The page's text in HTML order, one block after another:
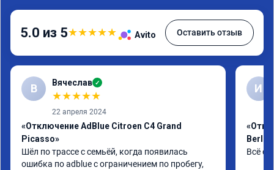
5.0 из 5★★★★★ Avito Оставить отзыв
В Вячеслав ✓
★★★★★
22 апреля 2024
«Отключение AdBlue Citroen C4 Grand
Picasso»
Шёл по трассе с семьёй, когда появилась
ошибка по adblue с ограничением по пробегу,
И
Всё